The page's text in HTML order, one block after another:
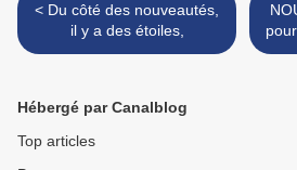
< Du côté des nouveautés,
il y a des étoiles,
Hébergé par Canalblog
Top articles